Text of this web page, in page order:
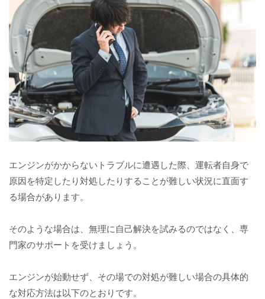
エンジンがかからないトラブルに遭遇した際、運転者自身で
原因を特定したり対処したりすることが難しい状況に直面す
る場合があります。
そのような場合は、無理に自己解決を試みるのではなく、専
門家のサポートを受けましょう。
エンジンが始動せず、その場での対処が難しい場合の具体的
な対応方法は以下のとおりです。